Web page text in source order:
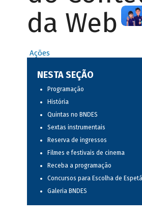
da Web
Ações
NESTA SEÇÃO
Programação
História
Quintas no BNDES
Sextas instrumentais
Reserva de ingressos
Filmes e festivais de cinema
Receba a programação
Concursos para Escolha de
Galeria BNDES